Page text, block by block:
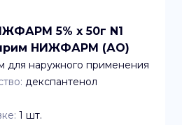
5% x 50г N1
НИЖФАРМ (АО)
для наружного применения
декспантенол
1 шт.